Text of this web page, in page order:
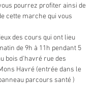
pourrez profiter ainsi de
cette marche qui vous
des cours qui ont lieu
de 9h à 11h pendant 5
bois d'havré rue des
Havré (entrée dans le
parcours santé )